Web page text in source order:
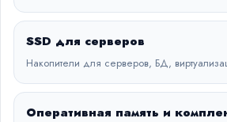
SSD для серверов
Накопители для серверов, БД,
Оперативная память и